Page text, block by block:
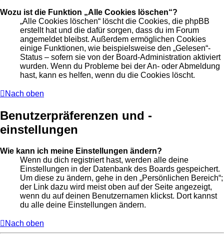
Wozu ist die Funktion „Alle Cookies löschen“?
„Alle Cookies löschen“ löscht die Cookies, die phpBB
erstellt hat und die dafür sorgen, dass du im Forum
angemeldet bleibst. Außerdem ermöglichen Cookies
einige Funktionen, wie beispielsweise den „Gelesen“-
Status – sofern sie von der Board-Administration aktiviert
wurden. Wenn du Probleme bei der An- oder Abmeldung
hast, kann es helfen, wenn du die Cookies löscht.
Nach oben
Benutzerpräferenzen und -
einstellungen
Wie kann ich meine Einstellungen ändern?
Wenn du dich registriert hast, werden alle deine
Einstellungen in der Datenbank des Boards gespeichert.
Um diese zu ändern, gehe in den „Persönlichen Bereich“;
der Link dazu wird meist oben auf der Seite angezeigt,
wenn du auf deinen Benutzernamen klickst. Dort kannst
du alle deine Einstellungen ändern.
Nach oben